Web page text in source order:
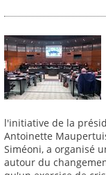
l'initiative de la
Antoinette
Siméoni, a organisé
autour du